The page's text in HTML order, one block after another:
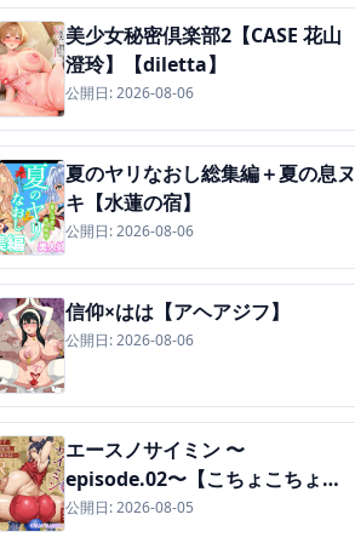
美少女秘密倶楽部2【CASE 花山
澄玲】【diletta】
公開日: 2026-08-06
夏のヤリなおし総集編＋夏の息ヌ
キ【水蓮の宿】
公開日: 2026-08-06
信仰×はは【アヘアジフ】
公開日: 2026-08-06
エースノサイミン 〜
episode.02〜【こちょこちょ高
校】
公開日: 2026-08-05